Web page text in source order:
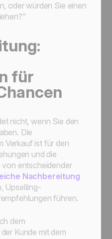
oder würden Sie einen
für
nicht, wenn Sie den
Die
Verkauf ist für den
und die
von entscheidender
Nachbereitung
Upselling-
führen.
dem
Kunde mit dem